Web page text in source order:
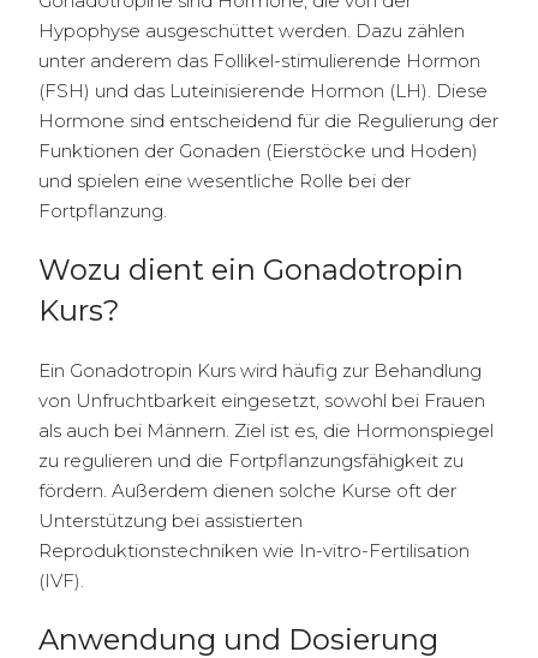
Hypophyse ausgeschüttet werden. Dazu zählen
unter anderem das Follikel-stimulierende Hormon
(FSH) und das Luteinisierende Hormon (LH). Diese
Hormone sind entscheidend für die Regulierung der
Funktionen der Gonaden (Eierstöcke und Hoden)
und spielen eine wesentliche Rolle bei der
Fortpflanzung.
Wozu dient ein Gonadotropin
Kurs?
Ein Gonadotropin Kurs wird häufig zur Behandlung
von Unfruchtbarkeit eingesetzt, sowohl bei Frauen
als auch bei Männern. Ziel ist es, die Hormonspiegel
zu regulieren und die Fortpflanzungsfähigkeit zu
fördern. Außerdem dienen solche Kurse oft der
Unterstützung bei assistierten
Reproduktionstechniken wie In-vitro-Fertilisation
(IVF).
Anwendung und Dosierung